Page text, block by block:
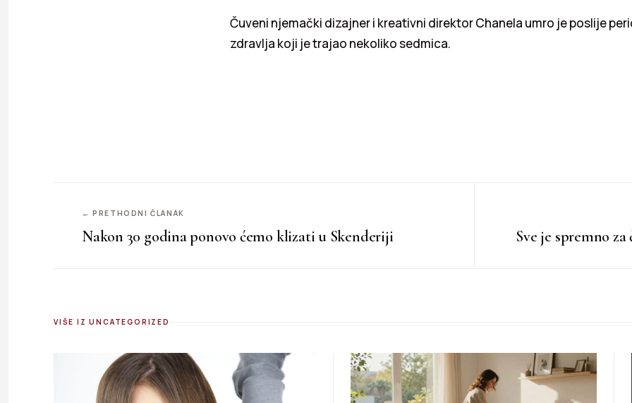
Čuveni njemački dizajner i kreativni direktor Chanela umro je poslije
zdravlja koji je trajao nekoliko sedmica.
← PRETHODNI ČLANAK
Nakon 30 godina ponovo ćemo klizati u Skenderiji Sve je spremno
VIŠE IZ UNCATEGORIZED